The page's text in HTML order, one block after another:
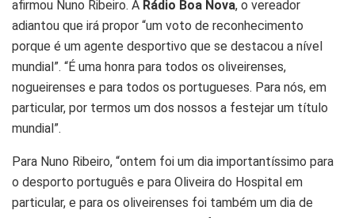
afirmou Nuno Ribeiro. À Rádio Boa Nova, o vereador
adiantou que irá propor “um voto de reconhecimento
porque é um agente desportivo que se destacou a nível
mundial”. “É uma honra para todos os oliveirenses,
nogueirenses e para todos os portugueses. Para nós, em
particular, por termos um dos nossos a festejar um título
mundial”.
Para Nuno Ribeiro, “ontem foi um dia importantíssimo para
o desporto português e para Oliveira do Hospital em
particular, e para os oliveirenses foi também um dia de